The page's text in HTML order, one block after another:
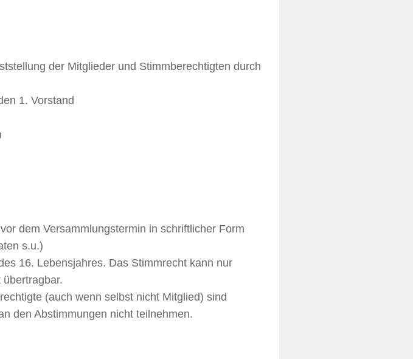
der Mitglieder und Stimmberechtigten durch
1. Vorstand
dem Versammlungstermin in schriftlicher Form
s.u.)
16. Lebensjahres. Das Stimmrecht kann nur
(auch wenn selbst nicht Mitglied) sind
den Abstimmungen nicht teilnehmen.